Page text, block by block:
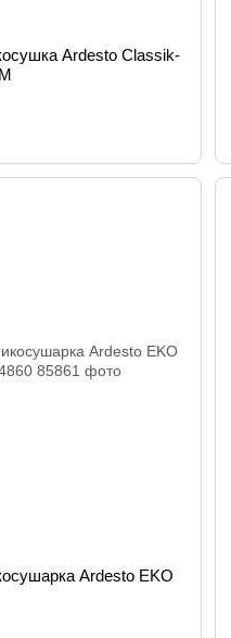
Ardesto Classik-
Ardesto EKO